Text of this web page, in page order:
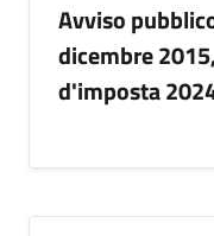
Avviso
dicembre
d'imposta